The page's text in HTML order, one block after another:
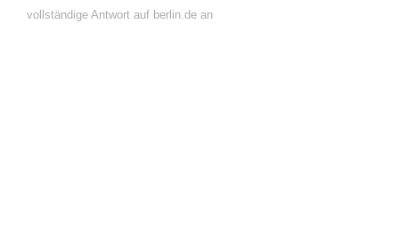
vollständige Antwort auf berlin.de an